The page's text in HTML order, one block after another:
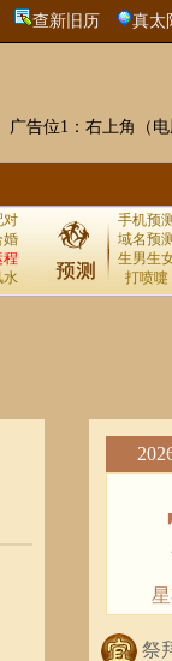
查新旧历 真太
广告位1：右上角（电
对
婚
程
水
手机预测
域名预测
生男生
打喷嚏
祭